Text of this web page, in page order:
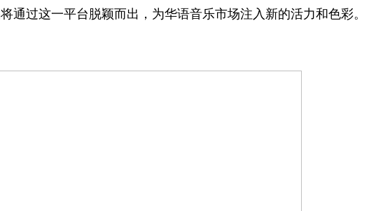
通过这一平台脱颖而出，为华语音乐市场注入新的活力和色彩。